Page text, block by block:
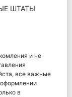
ШТАТЫ
и не
все важные
в